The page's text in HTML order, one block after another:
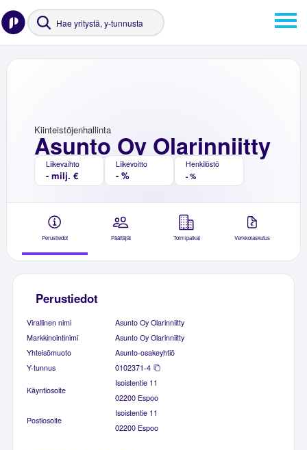
Asunto Oy Olarinniitty
Kiinteistöjenhallinta
Liikevaihto
- milj. €
Liikevoitto
- %
Henkilöstö
- %
Perustiedot Päättäjät Toimipaikat Verkkolaskutus
Perustiedot
Virallinen nimi
Asunto Oy Olarinniitty
Markkinointinimi
Asunto Oy Olarinniitty
Yhteisömuoto
Asunto-osakeyhtiö
Y-tunnus
0102371-4
Käyntiosoite
Isoistentie 11
02200 Espoo
Postiosoite
Isoistentie 11
02200 Espoo